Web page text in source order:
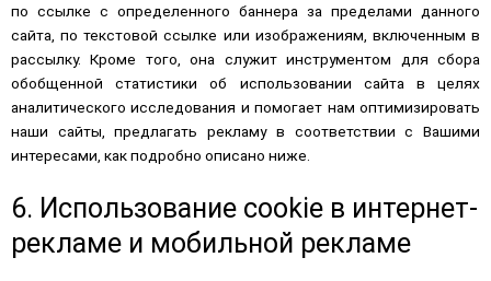
по ссылке с определенного баннера за пределами данного
сайта, по текстовой ссылке или изображениям, включенным в
рассылку. Кроме того, она служит инструментом для сбора
обобщенной статистики об использовании сайта в целях
аналитического исследования и помогает нам оптимизировать
наши сайты, предлагать рекламу в соответствии с Вашими
интересами, как подробно описано ниже.
6. Использование cookie в интернет-
рекламе и мобильной рекламе